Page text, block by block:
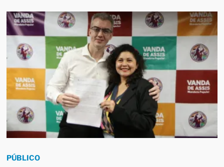
PÚBLICO